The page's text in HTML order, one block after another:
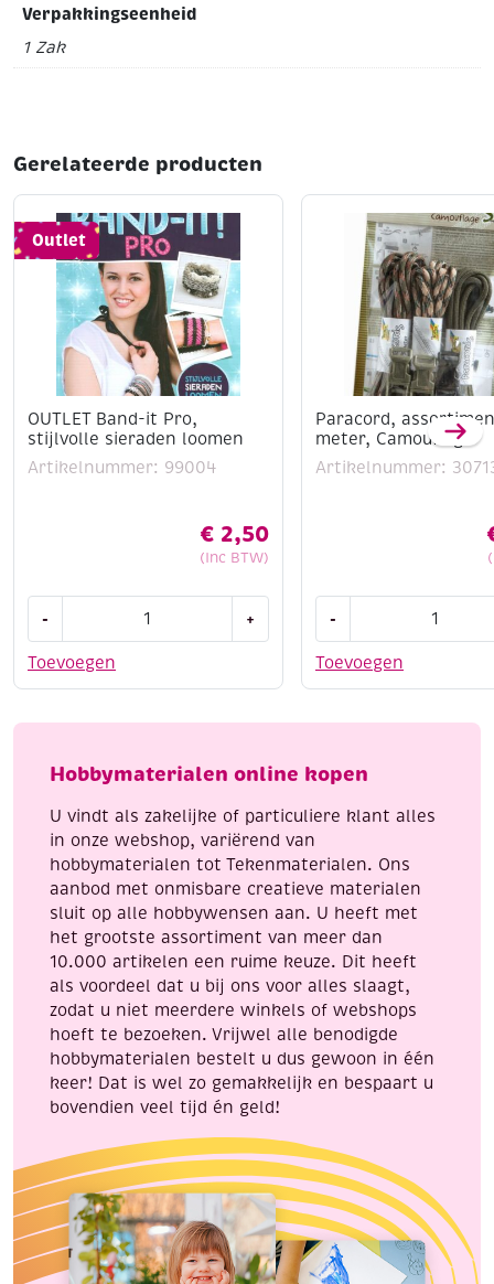
Verpakkingseenheid
1 Zak
Gerelateerde producten
Outlet
OUTLET Band-it Pro,
stijlvolle sieraden loomen
Artikelnummer: 99004
€ 2,50
(Inc BTW)
Toevoegen
-
it
sieraden
aantal
+
Paracord,
meter, Camouflage
Artikelnummer:
Toevoegen
-
3
meter,
aantal
Hobbymaterialen online kopen
U vindt als zakelijke of particuliere klant alles
in onze webshop, variërend van
hobbymaterialen tot Tekenmaterialen. Ons
aanbod met onmisbare creatieve materialen
sluit op alle hobbywensen aan. U heeft met
het grootste assortiment van meer dan
10.000 artikelen een ruime keuze. Dit heeft
als voordeel dat u bij ons voor alles slaagt,
zodat u niet meerdere winkels of webshops
hoeft te bezoeken. Vrijwel alle benodigde
hobbymaterialen bestelt u dus gewoon in één
keer! Dat is wel zo gemakkelijk en bespaart u
bovendien veel tijd én geld!